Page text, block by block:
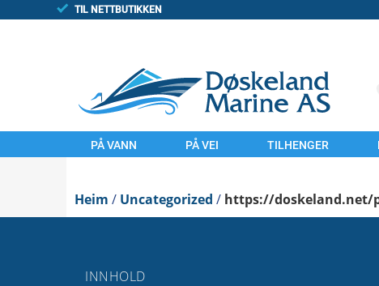
TIL NETTBUTIKKEN
PÅ VANN
BÅTER
VANN
PÅ VEI
UTSTYR
TILHENGER
FINN/TORGET
Heim / Uncategorized / https://doskeland.net/
INNHOLD